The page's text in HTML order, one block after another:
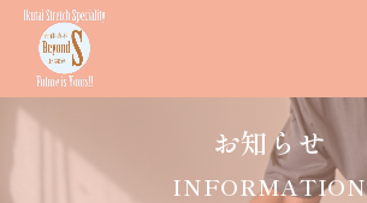
INFORMATION
お知らせ